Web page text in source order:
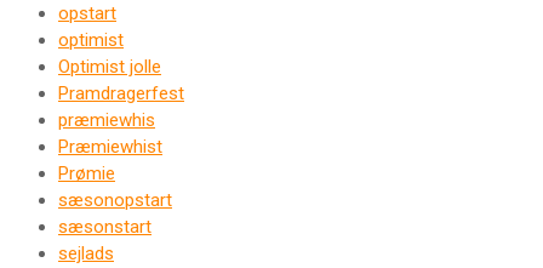
opstart
optimist
Optimist jolle
Pramdragerfest
præmiewhis
Præmiewhist
Prømie
sæsonopstart
sæsonstart
sejlads